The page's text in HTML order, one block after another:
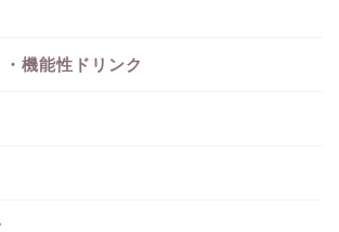
機能性ドリンク